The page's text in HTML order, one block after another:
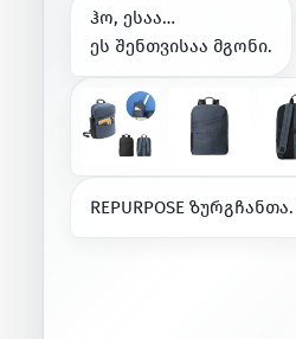
ჰო, ესაა…
ეს შენთვისაა მგონი.
REPURPOSE ზურგჩანთა.